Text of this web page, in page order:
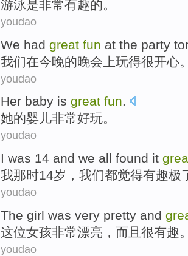
游泳是非常有趣的。
youdao
We had great fun at the party
我们在今晚的晚会 上玩得很开心
youdao
Her baby is great fun.
她的婴儿非常好玩。
youdao
I was 14 and we all found it
我那时14岁 ， 我们都觉得有趣极
youdao
The girl was very pretty and
这位女孩非常漂亮 ， 而且 很有趣
youdao